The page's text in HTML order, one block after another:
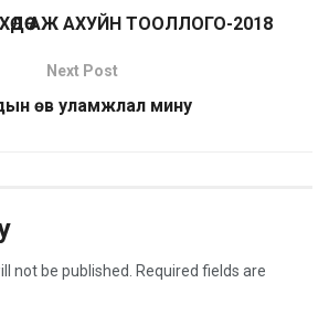
АЖ АХУЙН ТООЛЛОГО-2018
Next Post
өв уламжлал мину
not be published.
Required fields are